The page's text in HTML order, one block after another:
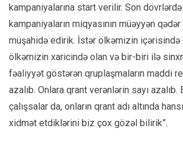
kampaniyalarına start verilir. Son
kampaniyaların miqyasının müəyyən qədər
müşahidə edirik. İstər ölkəmizin içərisində
ölkəmizin xaricində olan və bir-biri ilə
fəaliyyət göstərən qruplaşmaların maddi
azalıb. Onlara qrant verənlərin sayı
çalışsalar da, onların qrant adı altında
xidmət etdiklərini biz çox gözəl bilirik”.